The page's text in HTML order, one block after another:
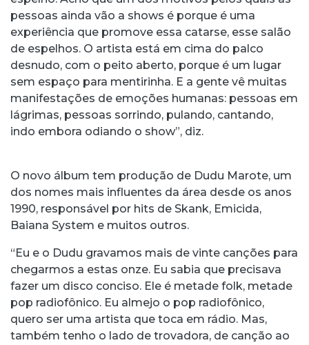
pessoas ainda vão a shows é porque é uma
experiência que promove essa catarse, esse salão
de espelhos. O artista está em cima do palco
desnudo, com o peito aberto, porque é um lugar
sem espaço para mentirinha. E a gente vê muitas
manifestações de emoções humanas: pessoas em
lágrimas, pessoas sorrindo, pulando, cantando,
indo embora odiando o show”, diz.
O novo álbum tem produção de Dudu Marote, um
dos nomes mais influentes da área desde os anos
1990, responsável por hits de Skank, Emicida,
Baiana System e muitos outros.
“Eu e o Dudu gravamos mais de vinte canções para
chegarmos a estas onze. Eu sabia que precisava
fazer um disco conciso. Ele é metade folk, metade
pop radiofônico. Eu almejo o pop radiofônico,
quero ser uma artista que toca em rádio. Mas,
também tenho o lado de trovadora, de canção ao